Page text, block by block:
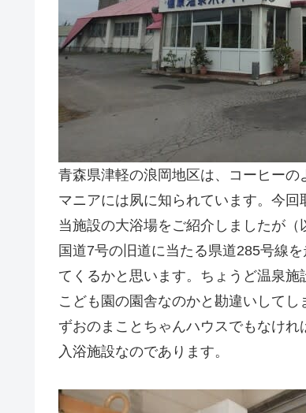
青森県津軽の浪岡地区は、コーヒー
マニアには夙に知られています。今
当施設の大浴場をご紹介しましたが（
国道7号の旧道に当たる県道285号線
てくるかと思います。ちょうど温泉
こども園の園舎なのかと勘違いして
ずおのまことちゃんハウスでもなけ
入浴施設なのであります。